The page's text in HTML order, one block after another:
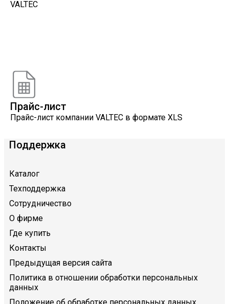
VALTEC
Прайс-лист
Прайс-лист компании VALTEC в формате XLS
Поддержка
Каталог
Техподдержка
Сотрудничество
О фирме
Где купить
Контакты
Предыдущая версия сайта
Политика в отношении обработки персональных
данных